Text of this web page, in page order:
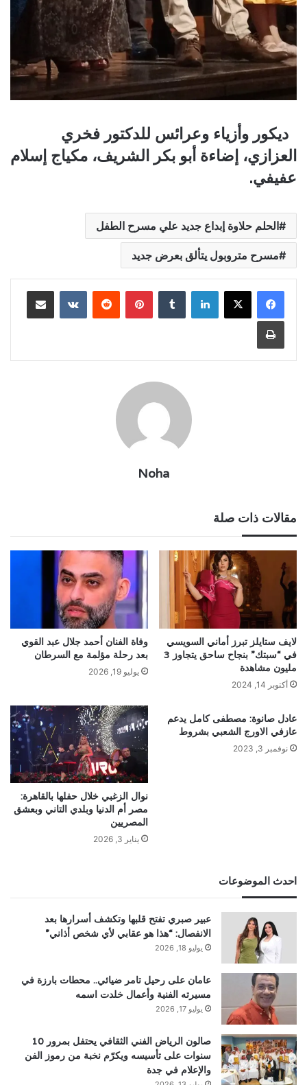
ديكور وأزياء وعرائس للدكتور فخري
العزازي، إضاءة أبو بكر الشريف، مكياج إسلام
عفيفي.
الحلم حلاوة إبداع جديد علي مسرح الطفل
مسرح متروبول يتألق بعرض جديد
لينكدإن بينتيريست مشاركة عبر البريد
طباعة
Noha
مقالات ذات صلة
لايف ستايلز تبرز أماني السويسي
في “سبتك” بنجاح ساحق يتجاوز 3
مليون مشاهدة
أكتوبر 14, 2024
وفاة الفنان أحمد جلال عبد القوي
بعد رحلة مؤلمة مع السرطان
يوليو 19, 2026
عادل صانوة: مصطفى كامل يدعم
عازفي الاورج الشعبي بشروط
نوفمبر 3, 2023
نوال الزغبي خلال حفلها بالقاهرة:
مصر أم الدنيا وبلدي التاني وبعشق
المصريين
يناير 3, 2026
احدث الموضوعات
عبير صبري تفتح قلبها وتكشف أسرارها بعد
الانفصال: “هذا هو عقابي لأي شخص أذاني”
يوليو 18, 2026
عامان على رحيل تامر ضيائي.. محطات بارزة في
مسيرته الفنية وأعمال خلدت اسمه
يوليو 17, 2026
صالون الرياض الفني الثقافي يحتفل بمرور 10
سنوات على تأسيسه ويكرّم نخبة من رموز الفن
والإعلام في جدة